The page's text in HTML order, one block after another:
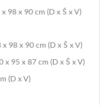
98 x 90 cm (D x Š x V)
98 x 90 cm (D x Š x V)
x 95 x 87 cm (D x Š x V)
(D x V)